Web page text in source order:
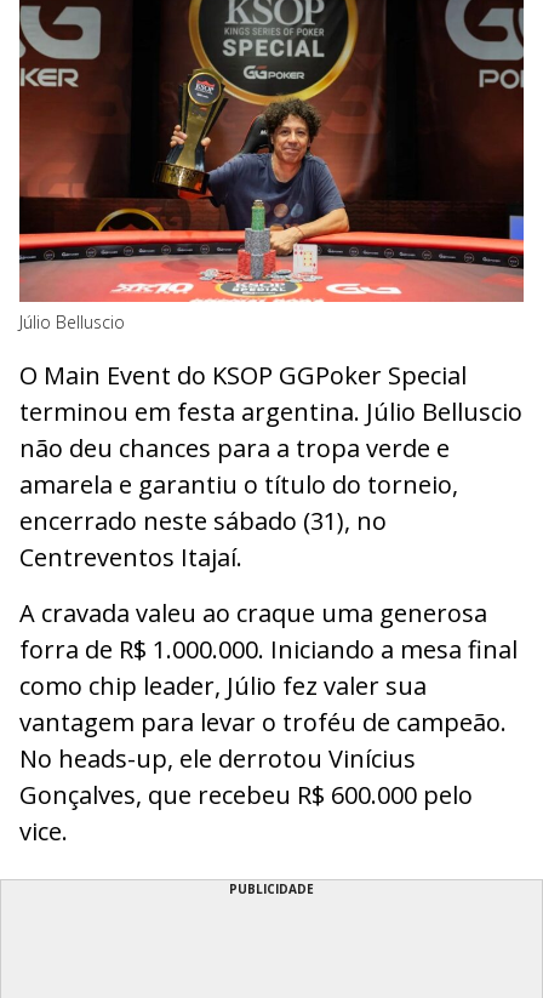
Júlio Belluscio
O Main Event do KSOP GGPoker Special
terminou em festa argentina. Júlio Belluscio
não deu chances para a tropa verde e
amarela e garantiu o título do torneio,
encerrado neste sábado (31), no
Centreventos Itajaí.
A cravada valeu ao craque uma generosa
forra de R$ 1.000.000. Iniciando a mesa final
como chip leader, Júlio fez valer sua
vantagem para levar o troféu de campeão.
No heads-up, ele derrotou Vinícius
Gonçalves, que recebeu R$ 600.000 pelo
vice.
PUBLICIDADE